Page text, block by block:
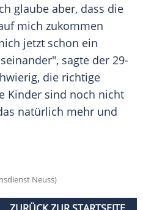
glaube aber, dass die
mich zukommen
jetzt schon ein
sagte der 29-
die richtige
Kinder sind noch nicht
natürlich mehr und
Neuss)